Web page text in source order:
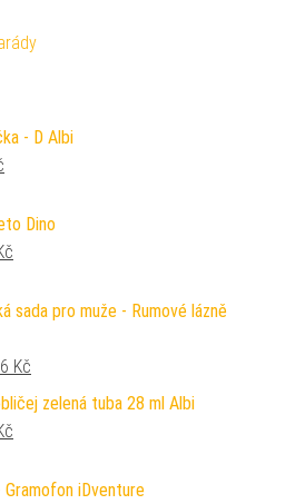
- D Albi
cena byla: 29 Kč.
Dino
cena byla: 59 Kč.
sada pro muže - Rumové lázně
cena byla: 229 Kč.
Kč
zelená tuba 28 ml Albi
cena byla: 99 Kč.
Gramofon iDventure